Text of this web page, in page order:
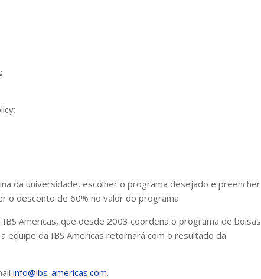
da universidade, escolher o programa desejado e preencher
o desconto de 60% no valor do programa.
Americas, que desde 2003 coordena o programa de bolsas
equipe da IBS Americas retornará com o resultado da
info@ibs-americas.com.